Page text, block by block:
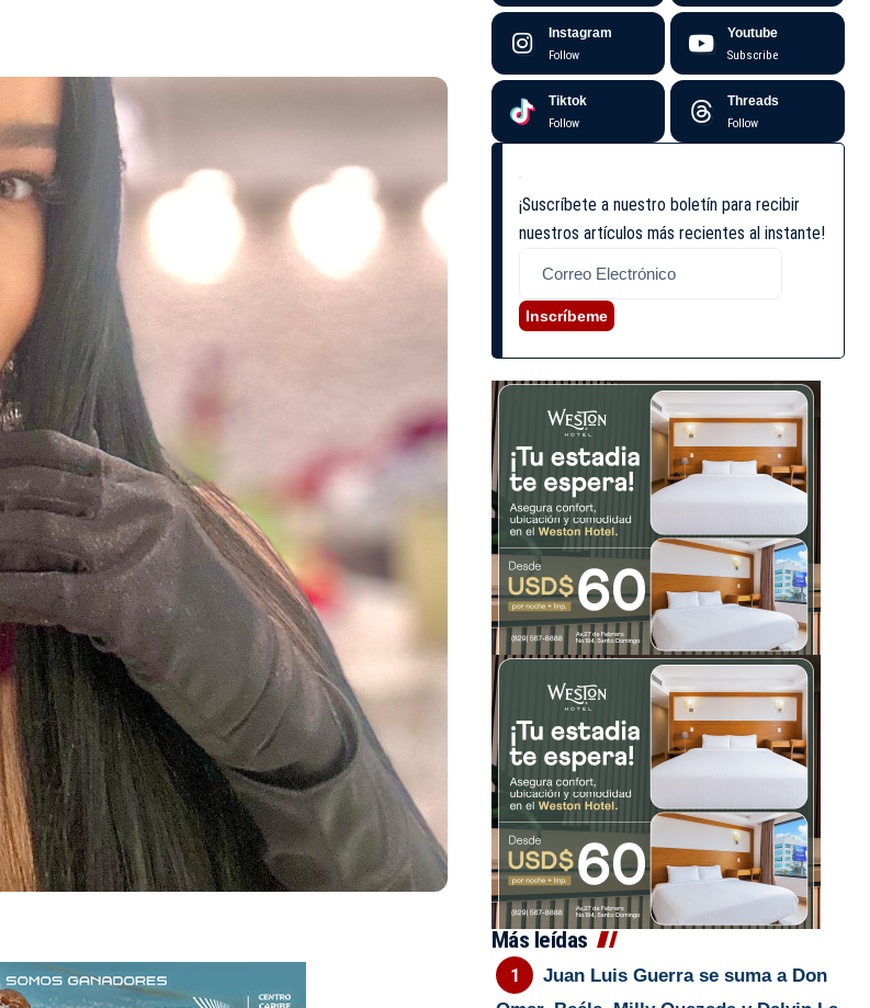
Instagram
Follow
Youtube
Subscribe
Tiktok
Follow
Threads
Follow
¡Suscríbete a nuestro boletín para recibir
nuestros artículos más recientes al instante!
Inscríbeme
Más leídas
Juan Luis Guerra se suma a Don